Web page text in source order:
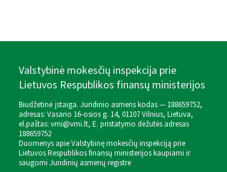
Valstybinė mokesčių inspekcija prie
Lietuvos Respublikos finansų ministerijos
Biudžetinė įstaiga. Juridinio asmens kodas — 188659752,
adresas: Vasario 16-osios g. 14, 01107 Vilnius, Lietuva,
el.paštas: vmi@vmi.lt, E. pristatymo dėžutės adresas
188659752
Duomenys apie Valstybinę mokesčių inspekciją prie
Lietuvos Respublikos finansų ministerijos kaupiami ir
saugomi Juridinių asmenų registre